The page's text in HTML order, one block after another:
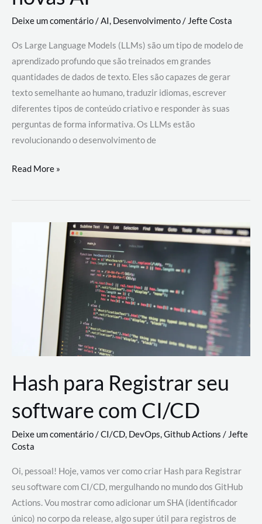
Deixe um comentário/AI, Desenvolvimento/ Jefte Costa
Os Large Language Models (LLMs) são um tipo de modelo de
aprendizado profundo que são treinados em grandes
quantidades de dados de texto. Eles são capazes de gerar
texto semelhante ao humano, traduzir idiomas, escrever
diferentes tipos de conteúdo criativo e responder às suas
perguntas de forma informativa. Os LLMs estão
revolucionando o desenvolvimento de
Large
Models
revolucionando
desenvolvimento
Read More »
Hash para Registrar seu
software com CI/CD
Deixe um comentário/CI/CD, DevOps,Github Actions /Jefte
Costa
Oi, pessoal! Hoje, vamos ver como criar Hash para Registrar
seu software com CI/CD, mergulhando no mundo dos GitHub
Actions. Vou mostrar como adicionar um SHA (identificador
único) no corpo da release, algo super útil para registros de